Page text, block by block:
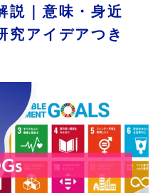
説｜意味・身近
究アイデアつき